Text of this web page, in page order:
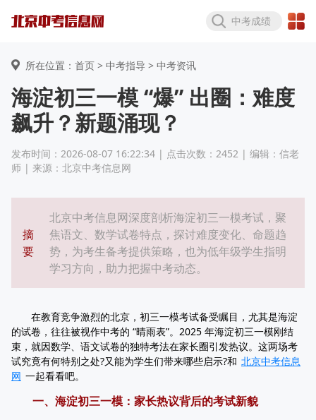
中考成绩
所在位置：首页 > 中考指导 > 中考资讯
海淀初三一模 “爆” 出圈：难度
飙升？新题涌现？
发布时间：2026-08-07 16:22:34 | 点击次数：2452 | 编辑：信老
师 | 来源：北京中考信息网
摘
要
北京中考信息网深度剖析海淀初三一模考试，聚
焦语文、数学试卷特点，探讨难度变化、命题趋
势，为考生备考提供策略，也为低年级学生指明
学习方向，助力把握中考动态。
在教育竞争激烈的北京，初三一模考试备受瞩目，尤其是海淀
的试卷，往往被视作中考的 “晴雨表”。2025 年海淀初三一模刚结
束，就因数学、语文试卷的独特考法在家长圈引发热议。这两场考
试究竟有何特别之处?又能为学生们带来哪些启示?和 北京中考信息
网 一起看看吧。
一、海淀初三一模：家长热议背后的考试新貌